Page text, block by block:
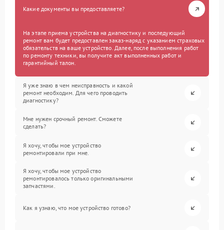
Какие документы вы предоставляете?
На этапе приема устройства на диагностику и последующий
ремонт вам будет предоставлен заказ-наряд с указанием страховых
обязательств на ваше устройство. Далее, после выполнения работ
по ремонту техники, вы получите акт выполненных работ и
гарантийный талон.
Я уже знаю в чем неисправность и какой
ремонт необходим. Для чего проводить
диагностику?
Мне нужен срочный ремонт. Сможете
сделать?
Я хочу, чтобы мое устройство
ремонтировали при мне.
Я хочу, чтобы мое устройство
ремонтировалось только оригинальными
запчастями.
Как я узнаю, что мое устройство готово?